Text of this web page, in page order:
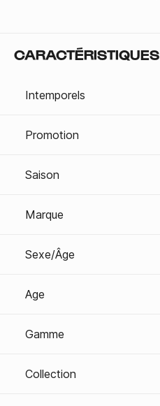
CARACTÉRISTIQUES
Intemporels
Promotion
Saison
Marque
Sexe/Âge
Age
Gamme
Collection